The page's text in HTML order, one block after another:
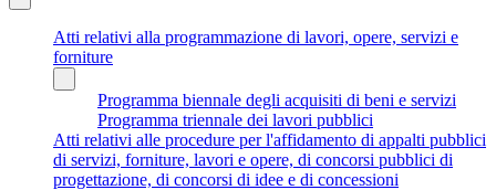
Atti relativi alla programmazione di lavori, opere, servizi e
forniture
Programma biennale degli acquisiti di beni e servizi
Programma triennale dei lavori pubblici
Atti relativi alle procedure per l'affidamento di appalti pubblici
di servizi, forniture, lavori e opere, di concorsi pubblici di
progettazione, di concorsi di idee e di concessioni